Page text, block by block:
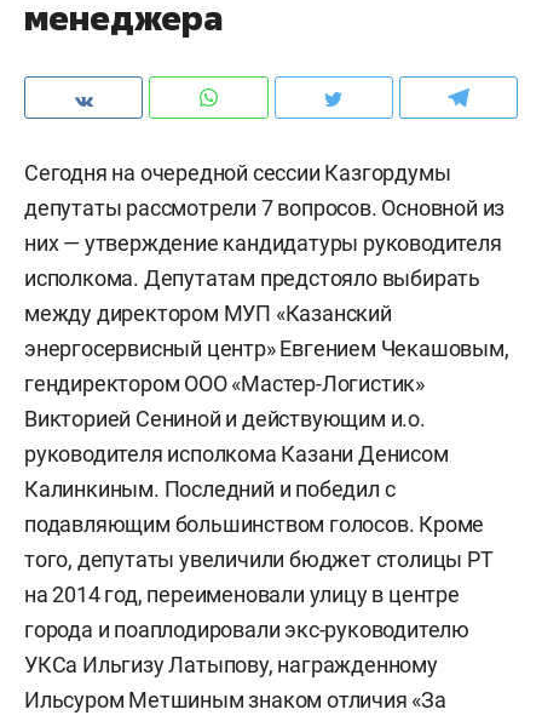
менеджера
Сегодня на очередной сессии Казгордумы
депутаты рассмотрели 7 вопросов. Основной из
них — утверждение кандидатуры руководителя
исполкома. Депутатам предстояло выбирать
между директором МУП «Казанский
энергосервисный центр» Евгением Чекашовым,
гендиректором ООО «Мастер-Логистик»
Викторией Сениной и действующим и.о.
руководителя исполкома Казани Денисом
Калинкиным. Последний и победил с
подавляющим большинством голосов. Кроме
того, депутаты увеличили бюджет столицы РТ
на 2014 год, переименовали улицу в центре
города и поаплодировали экс-руководителю
УКСа Ильгизу Латыпову, награжденному
Ильсуром Метшиным знаком отличия «За